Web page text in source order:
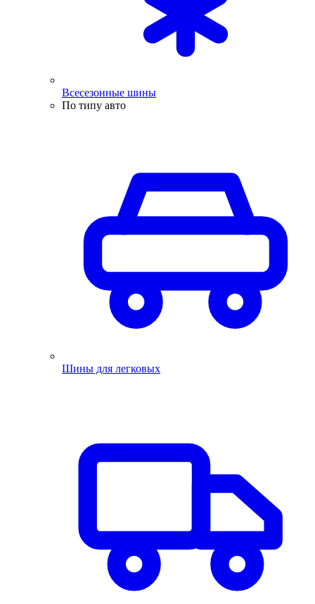
Всесезонные шины
По типу авто
Шины для легковых